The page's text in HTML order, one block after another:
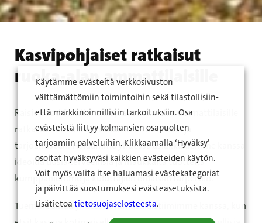
Kasvipohjaiset ratkaisut
ruoka-alan ammattilaisille
Raisio Food Solutions tarjoaa ruoka-alan ammattilaisille
ratkaisut herkullisen ruoan kehittämiseen ja
tarjoamiseen. Haluamme yhdessä asiakkaidemme kanssa
ideoida uusia terveellisiä ja maukkaita tuotteita
kumppaniemme ja kuluttajien erilaisiin tarpeisiin.
Tuemme sinua yhdessä ammattilaistiimimme kanssa, kun
Käytämme evästeitä verkkosivuston
välttämättömiin toimintoihin sekä tilastollisiin-
että markkinoinnillisiin tarkoituksiin. Osa
evästeistä liittyy kolmansien osapuolten
tarjoamiin palveluihin. Klikkaamalla ‘Hyväksy’
osoitat hyväksyväsi kaikkien evästeiden käytön.
Voit myös valita itse haluamasi evästekategoriat
ja päivittää suostumuksesi evästeasetuksista.
Lisätietoa tietosuojaselosteesta.